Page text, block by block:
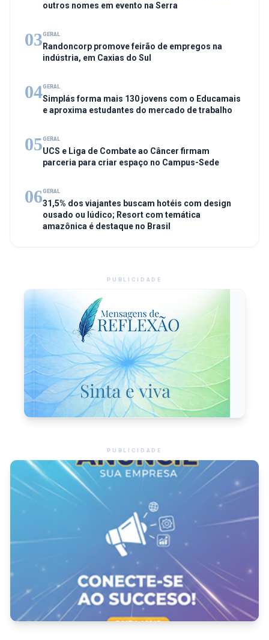
outros nomes em evento na Serra
03GERAL
Randoncorp promove feirão de empregos na
indústria, em Caxias do Sul
04GERAL
Simplás forma mais 130 jovens com o Educamais
e aproxima estudantes do mercado de trabalho
05GERAL
UCS e Liga de Combate ao Câncer firmam
parceria para criar espaço no Campus-Sede
06GERAL
31,5% dos viajantes buscam hotéis com design
ousado ou lúdico; Resort com temática
amazônica é destaque no Brasil
PUBLICIDADE
PUBLICIDADE